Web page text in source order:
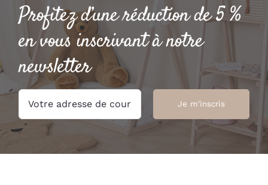
Profitez d’une réduction de 5 %
en vous inscrivant à notre
newsletter